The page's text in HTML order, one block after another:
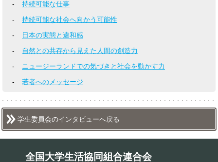
持続可能な仕事
持続可能な社会へ向かう可能性
日本の実態と違和感
自然との共存から見えた人間の創造力
ニュージーランドでの気づきと社会を動かす力
若者へのメッセージ
学生委員会のインタビューへ戻る
全国大学生活協同組合連合会